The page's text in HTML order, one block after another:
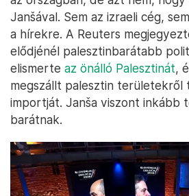
Janšával. Sem az izraeli cég,
a hírekre. A Reuters
elődjénél palesztinbarátabb
elismerte az önálló Palesztinát,
megszállt palesztin
importját. Janša viszont inkább
barátnak.